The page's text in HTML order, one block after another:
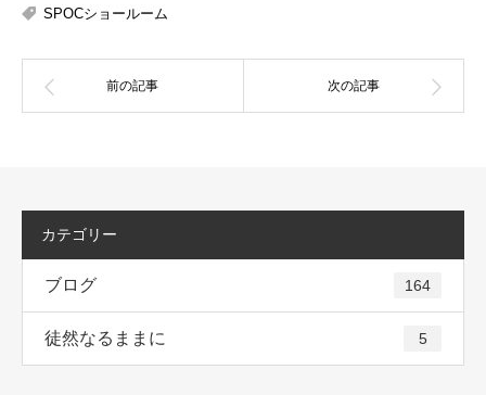
SPOCショールーム
カテゴリー
ブログ 164
徒然なるままに 5